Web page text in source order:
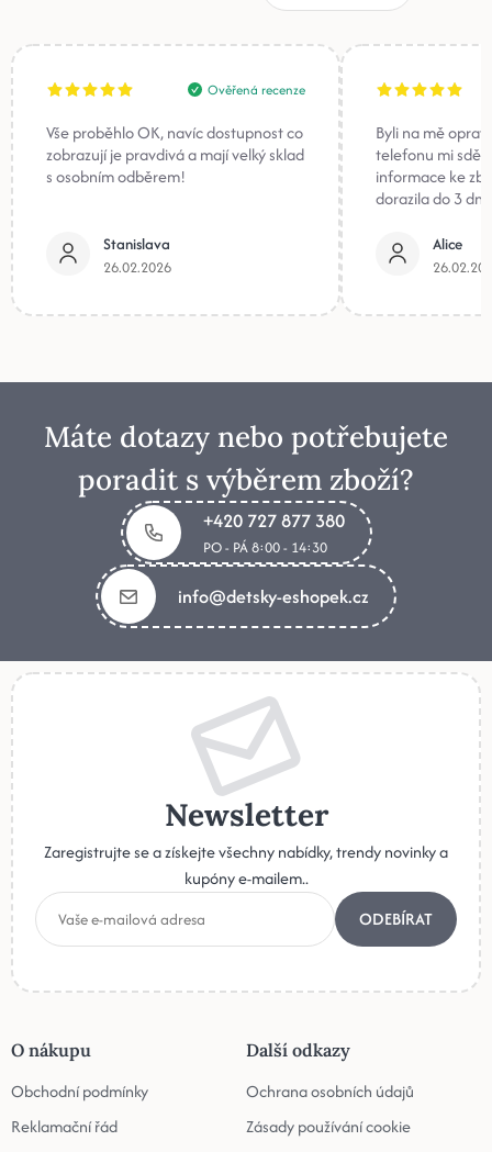
Ověřená recenze
Vše proběhlo OK, navíc dostupnost co
zobrazují je pravdivá a mají velký sklad
s osobním odběrem!
Stanislava
26.02.2026
Byli na mě
telefonu mi
informace ke
dorazila do 3
Alice
Máte dotazy nebo potřebujete
poradit s výběrem zboží?
+420 727 877 380
PO - PÁ 8:00 - 14:30
info@detsky-eshopek.cz
Newsletter
Zaregistrujte se a získejte všechny nabídky, trendy novinky a
kupóny e-mailem..
ODEBÍRAT
O nákupu
Obchodní podmínky
Reklamační řád
Další odkazy
Ochrana osobních údajů
Zásady používání cookie